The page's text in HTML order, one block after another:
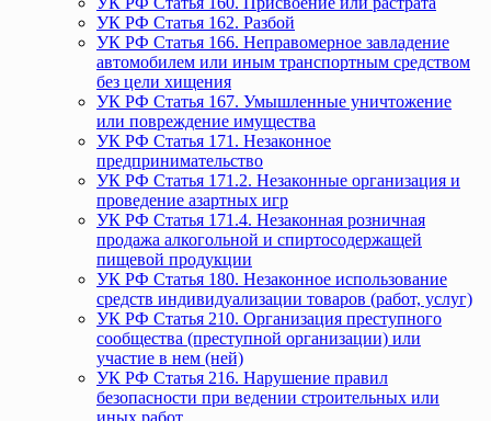
УК РФ Статья 162. Разбой
УК РФ Статья 166. Неправомерное завладение
автомобилем или иным транспортным средством
без цели хищения
УК РФ Статья 167. Умышленные уничтожение
или повреждение имущества
УК РФ Статья 171. Незаконное
предпринимательство
УК РФ Статья 171.2. Незаконные организация и
проведение азартных игр
УК РФ Статья 171.4. Незаконная розничная
продажа алкогольной и спиртосодержащей
пищевой продукции
УК РФ Статья 180. Незаконное использование
средств индивидуализации товаров (работ, услуг)
УК РФ Статья 210. Организация преступного
сообщества (преступной организации) или
участие в нем (ней)
УК РФ Статья 216. Нарушение правил
безопасности при ведении строительных или
иных работ